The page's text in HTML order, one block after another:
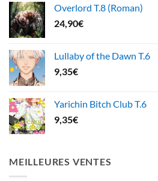
Overlord T.8 (Roman)
24,90€
Lullaby of the Dawn T.6
9,35€
Yarichin Bitch Club T.6
9,35€
MEILLEURES VENTES